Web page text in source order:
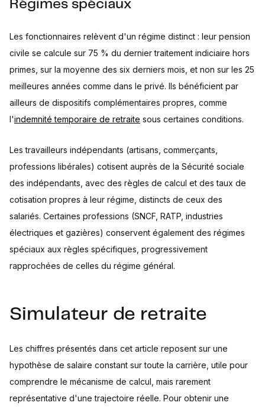
Régimes spéciaux
Les fonctionnaires relèvent d'un régime distinct : leur pension
civile se calcule sur 75 % du dernier traitement indiciaire hors
primes, sur la moyenne des six derniers mois, et non sur les 25
meilleures années comme dans le privé. Ils bénéficient par
ailleurs de dispositifs complémentaires propres, comme
l'indemnité temporaire de retraite sous certaines conditions.
Les travailleurs indépendants (artisans, commerçants,
professions libérales) cotisent auprès de la Sécurité sociale
des indépendants, avec des règles de calcul et des taux de
cotisation propres à leur régime, distincts de ceux des
salariés. Certaines professions (SNCF, RATP, industries
électriques et gazières) conservent également des régimes
spéciaux aux règles spécifiques, progressivement
rapprochées de celles du régime général.
Simulateur de retraite
Les chiffres présentés dans cet article reposent sur une
hypothèse de salaire constant sur toute la carrière, utile pour
comprendre le mécanisme de calcul, mais rarement
représentative d'une trajectoire réelle. Pour obtenir une